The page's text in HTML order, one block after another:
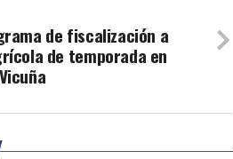
de fiscalización a
de temporada en